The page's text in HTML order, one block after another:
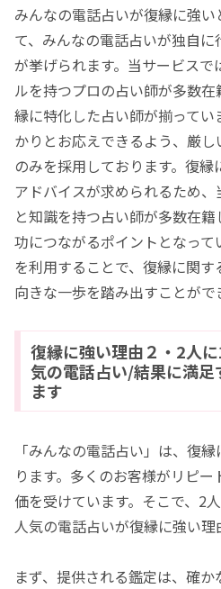
みんなの電話占いが復縁に強
て、みんなの電話占いが独自
が挙げられます。当サービス
ルを持つプロの占い師が多数
縁に特化した占い師が揃ってい
かりとお応えできるよう、厳
のみを採用しております。復
アドバイスが求められるため
と知識を持つ占い師が多数在
功につながるポイントとなっ
を利用することで、復縁に関
向きな一歩を踏み出すことがで
復縁に強い理由２・2人
気の電話占い/結果に満
ます
「みんなの電話占い」は、復
ります。多くのお客様がリピ
価を受けています。そこで、2
人気の電話占いが復縁に強い理
まず、提供される鑑定は、確